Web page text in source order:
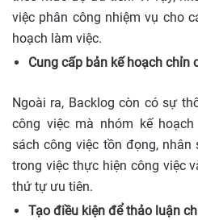
việc phân công nhiệm vụ cho
hoạch làm việc.
Cung cấp bản kế hoạch chỉn
Ngoài ra, Backlog còn có sự
công việc mà nhóm kế
sách công việc tồn đọng,
trong việc thực hiện công việc
thứ tự ưu tiên.
Tạo điều kiện để thảo luận